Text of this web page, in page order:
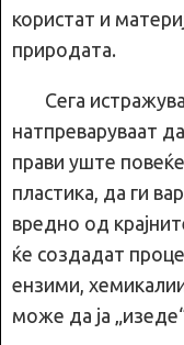
користат и
природата.
Сега
натпреваруваат
прави уште
пластика, да ги
вредно од
ќе создадат
ензими,
може да ја